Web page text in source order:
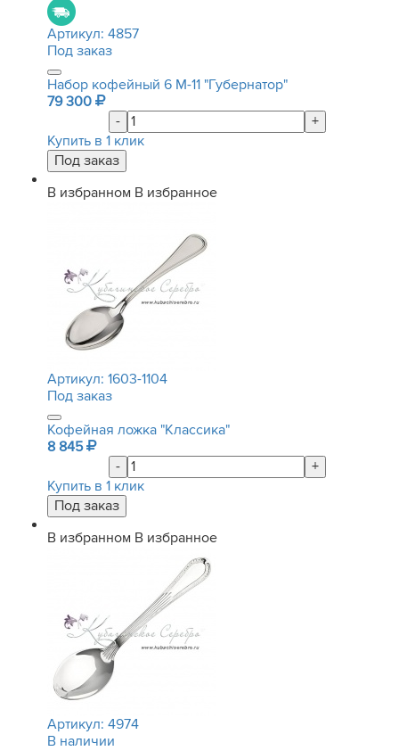
Артикул: 4857
Под заказ
Набор кофейный 6 М-11 "Губернатор"
79 300
-
+
Купить в 1 клик
В избранном В избранное
Артикул: 1603-1104
Под заказ
Кофейная ложка "Классика"
8 845
-
+
Купить в 1 клик
В избранном В избранное
Артикул: 4974
В наличии